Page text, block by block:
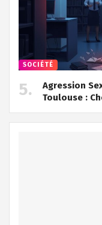
SOCIÉTÉ
Agression
Toulouse :